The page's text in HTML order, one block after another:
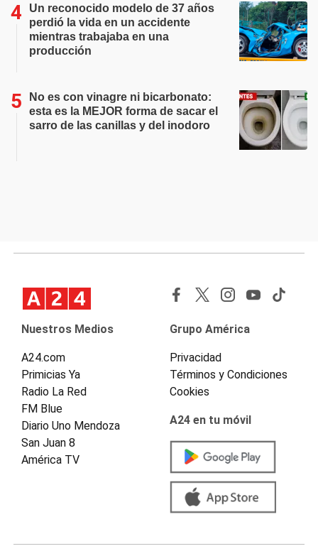
Un reconocido modelo de 37 años
perdió la vida en un accidente
mientras trabajaba en una
producción
No es con vinagre ni bicarbonato:
esta es la MEJOR forma de sacar el
sarro de las canillas y del inodoro
Nuestros Medios
A24.com
Primicias Ya
Radio La Red
FM Blue
Diario Uno Mendoza
San Juan 8
América TV
Grupo América
Privacidad
Términos y Condiciones
Cookies
A24 en tu móvil